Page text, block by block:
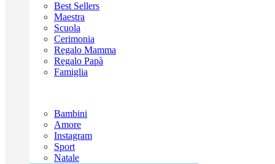
Best Sellers
Maestra
Scuola
Cerimonia
Regalo Mamma
Regalo Papà
Famiglia
Bambini
Amore
Instagram
Sport
Natale